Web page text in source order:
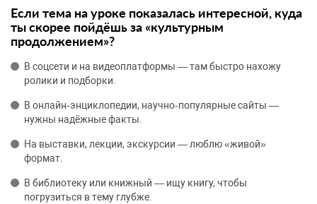
Если тема на уроке показалась интересной, куда
ты скорее пойдёшь за «культурным
продолжением»?
В соцсети и на видеоплатформы — там быстро нахожу
ролики и подборки.
В онлайн‑энциклопедии, научно‑популярные сайты —
нужны надёжные факты.
На выставки, лекции, экскурсии — люблю «живой»
формат.
В библиотеку или книжный — ищу книгу, чтобы
погрузиться в тему глубже.